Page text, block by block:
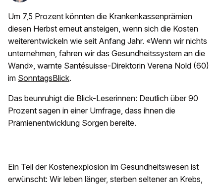
Um 7,5 Prozent könnten die Krankenkassenprämien
diesen Herbst erneut ansteigen, wenn sich die Kosten
weiterentwickeln wie seit Anfang Jahr. «Wenn wir nichts
unternehmen, fahren wir das Gesundheitssystem an die
Wand», warnte Santésuisse-Direktorin Verena Nold (60)
im SonntagsBlick.
Das beunruhigt die Blick-Leserinnen: Deutlich über 90
Prozent sagen in einer Umfrage, dass ihnen die
Prämienentwicklung Sorgen bereite.
Ein Teil der Kostenexplosion im Gesundheitswesen ist
erwünscht: Wir leben länger, sterben seltener an Krebs,